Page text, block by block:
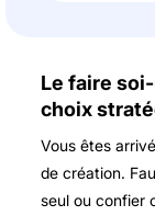
Le faire
choix
Vous êtes
de création.
seul ou confier